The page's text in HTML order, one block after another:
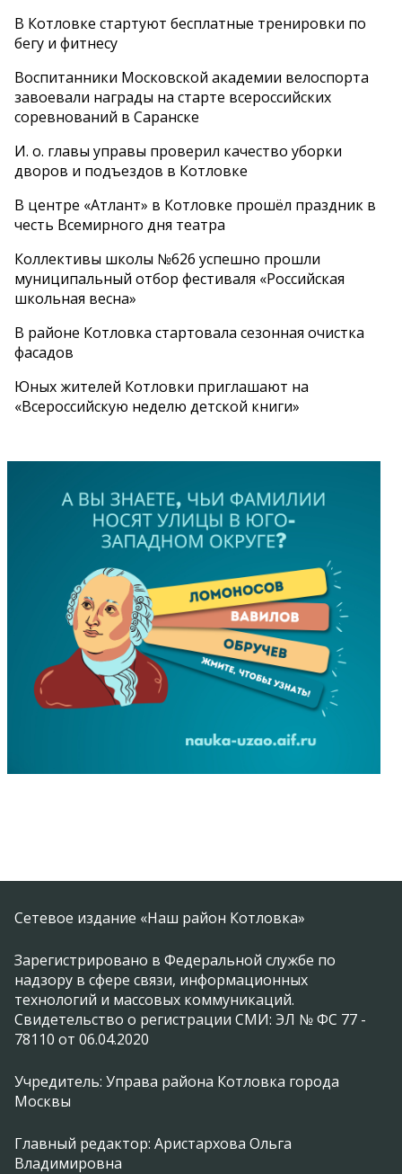
В Котловке стартуют бесплатные тренировки по
бегу и фитнесу
Воспитанники Московской академии велоспорта
завоевали награды на старте всероссийских
соревнований в Саранске
И. о. главы управы проверил качество уборки
дворов и подъездов в Котловке
В центре «Атлант» в Котловке прошёл праздник в
честь Всемирного дня театра
Коллективы школы №626 успешно прошли
муниципальный отбор фестиваля «Российская
школьная весна»
В районе Котловка стартовала сезонная очистка
фасадов
Юных жителей Котловки приглашают на
«Всероссийскую неделю детской книги»
Сетевое издание «Наш район Котловка»
Зарегистрировано в Федеральной службе по
надзору в сфере связи, информационных
технологий и массовых коммуникаций.
Свидетельство о регистрации СМИ: ЭЛ № ФС 77 -
78110 от 06.04.2020
Учредитель: Управа района Котловка города
Москвы
Главный редактор: Аристархова Ольга
Владимировна